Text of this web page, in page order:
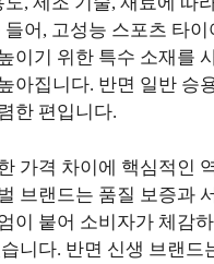
들어, 고성능 스포츠 타
이기 위한 특수 소재를
아집니다. 반면 일반 승
한 편입니다.
가격 차이에 핵심적인
브랜드는 품질 보증과
이 붙어 소비자가 체감
니다. 반면 신생 브랜드